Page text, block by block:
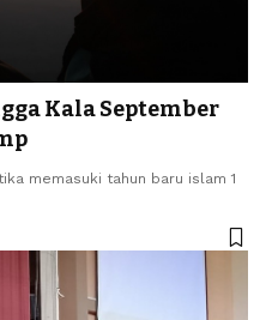
Kala September
memasuki tahun baru islam 1